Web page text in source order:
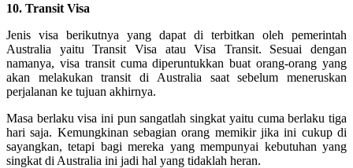
10. Transit Visa
Jenis visa berikutnya yang dapat di terbitkan oleh pemerintah
Australia yaitu Transit Visa atau Visa Transit. Sesuai dengan
namanya, visa transit cuma diperuntukkan buat orang-orang yang
akan melakukan transit di Australia saat sebelum meneruskan
perjalanan ke tujuan akhirnya.
Masa berlaku visa ini pun sangatlah singkat yaitu cuma berlaku tiga
hari saja. Kemungkinan sebagian orang memikir jika ini cukup di
sayangkan, tetapi bagi mereka yang mempunyai kebutuhan yang
singkat di Australia ini jadi hal yang tidaklah heran.